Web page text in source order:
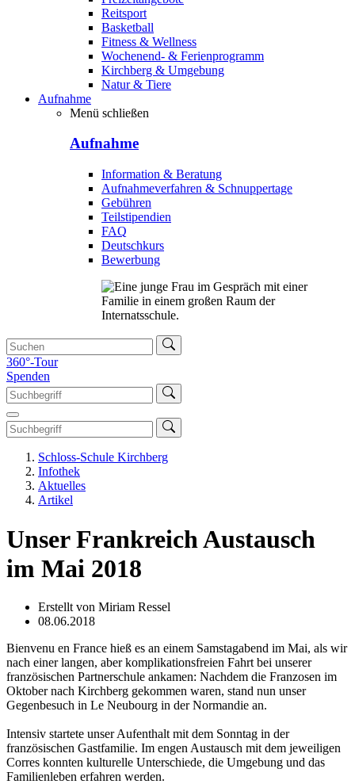
Reitsport
Basketball
Fitness & Wellness
Wochenend- & Ferienprogramm
Kirchberg & Umgebung
Natur & Tiere
Aufnahme
Menü schließen
Aufnahme
Information & Beratung
Aufnahmeverfahren & Schnuppertage
Gebühren
Teilstipendien
FAQ
Deutschkurs
Bewerbung
360°-Tour
Spenden
Schloss-Schule Kirchberg
Infothek
Aktuelles
Artikel
Unser Frankreich Austausch
im Mai 2018
Erstellt von Miriam Ressel
08.06.2018
Bienvenu en France hieß es an einem Samstagabend im Mai, als wir
nach einer langen, aber komplikationsfreien Fahrt bei unserer
französischen Partnerschule ankamen: Nachdem die Franzosen im
Oktober nach Kirchberg gekommen waren, stand nun unser
Gegenbesuch in Le Neubourg in der Normandie an.
Intensiv startete unser Aufenthalt mit dem Sonntag in der
französischen Gastfamilie. Im engen Austausch mit dem jeweiligen
Corres konnten kulturelle Unterschiede, die Umgebung und das
Familienleben erfahren werden.